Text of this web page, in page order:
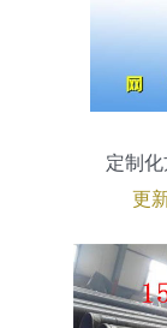
定制
更